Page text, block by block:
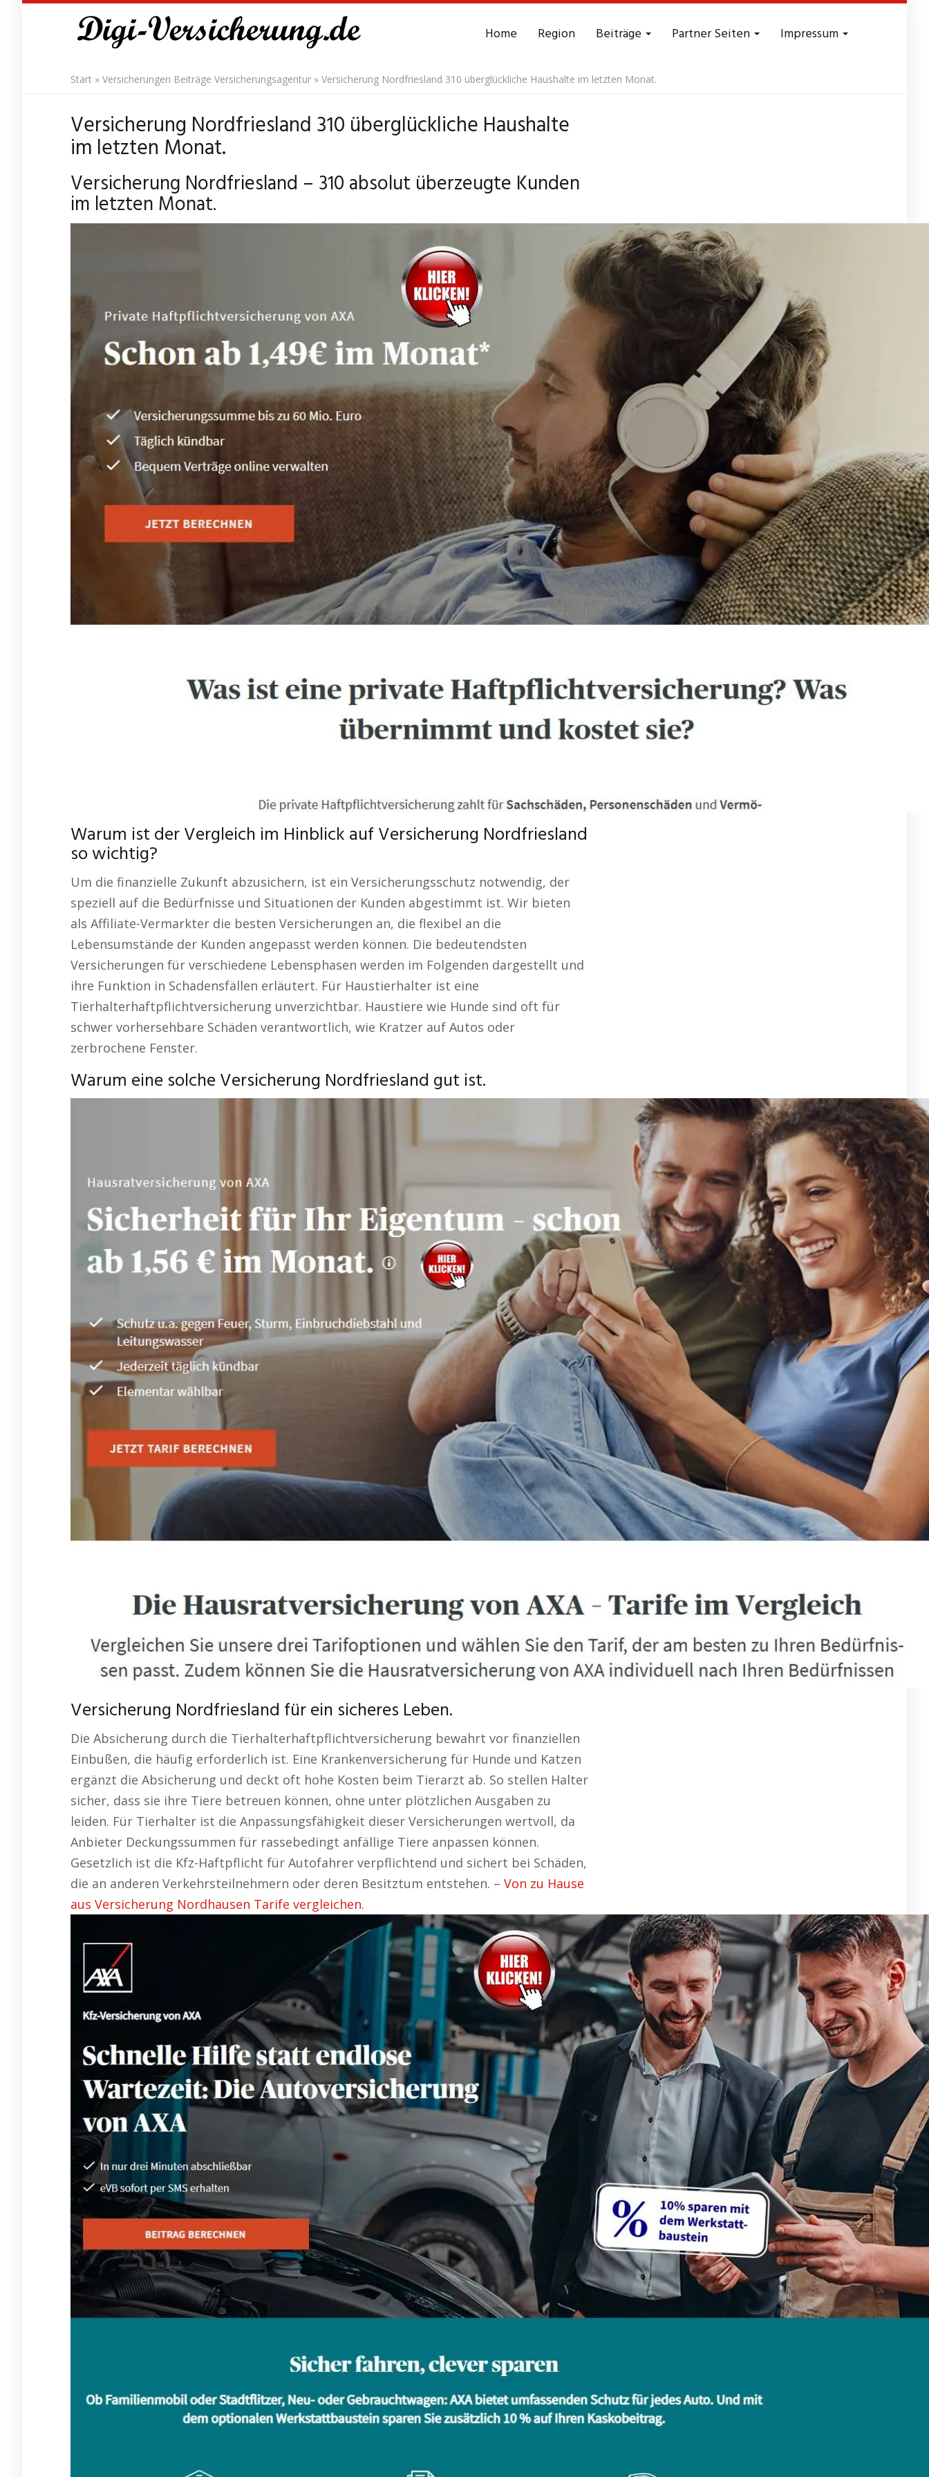
Home Region Beiträge Partner Seiten Impressum
Start » Versicherungen Beiträge Versicherungsagentur » Versicherung Nordfriesland 310 überglückliche Haushalte im letzten Monat.
Versicherung Nordfriesland 310 überglückliche Haushalte
im letzten Monat.
Versicherung Nordfriesland – 310 absolut überzeugte Kunden
im letzten Monat.
Warum ist der Vergleich im Hinblick auf Versicherung Nordfriesland
so wichtig?
Um die finanzielle Zukunft abzusichern, ist ein Versicherungsschutz notwendig, der
speziell auf die Bedürfnisse und Situationen der Kunden abgestimmt ist. Wir bieten
als Affiliate-Vermarkter die besten Versicherungen an, die flexibel an die
Lebensumstände der Kunden angepasst werden können. Die bedeutendsten
Versicherungen für verschiedene Lebensphasen werden im Folgenden dargestellt und
ihre Funktion in Schadensfällen erläutert. Für Haustierhalter ist eine
Tierhalterhaftpflichtversicherung unverzichtbar. Haustiere wie Hunde sind oft für
schwer vorhersehbare Schäden verantwortlich, wie Kratzer auf Autos oder
zerbrochene Fenster.
Warum eine solche Versicherung Nordfriesland gut ist.
Versicherung Nordfriesland für ein sicheres Leben.
Die Absicherung durch die Tierhalterhaftpflichtversicherung bewahrt vor finanziellen
Einbußen, die häufig erforderlich ist. Eine Krankenversicherung für Hunde und Katzen
ergänzt die Absicherung und deckt oft hohe Kosten beim Tierarzt ab. So stellen Halter
sicher, dass sie ihre Tiere betreuen können, ohne unter plötzlichen Ausgaben zu
leiden. Für Tierhalter ist die Anpassungsfähigkeit dieser Versicherungen wertvoll, da
Anbieter Deckungssummen für rassebedingt anfällige Tiere anpassen können.
Gesetzlich ist die Kfz-Haftpflicht für Autofahrer verpflichtend und sichert bei Schäden,
die an anderen Verkehrsteilnehmern oder deren Besitztum entstehen. – Von zu Hause
aus Versicherung Nordhausen Tarife vergleichen.